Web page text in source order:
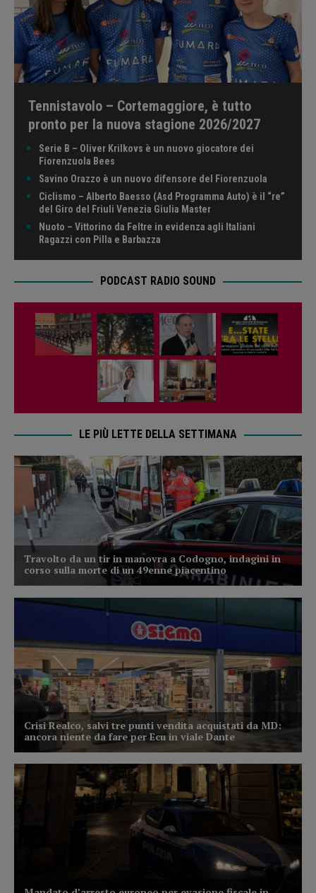
Tennistavolo – Cortemaggiore, è tutto
pronto per la nuova stagione 2026/2027
Serie B – Oliver Krilkovs è un nuovo giocatore dei
Fiorenzuola Bees
Savino Orazzo è un nuovo difensore del Fiorenzuola
Ciclismo – Alberto Baesso (Asd Programma Auto) è il “re”
del Giro del Friuli Venezia Giulia Master
Nuoto – Vittorino da Feltre in evidenza agli Italiani
Ragazzi con Pilla e Barbazza
PODCAST RADIO SOUND
LE PIÙ LETTE DELLA SETTIMANA